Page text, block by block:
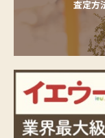
査定方